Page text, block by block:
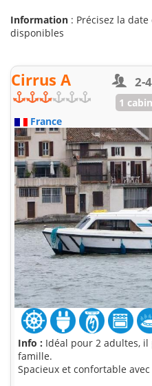
Information : Précisez la
disponibles
Cirrus A 2-4
1
France
Info : Idéal pour 2 adultes,
famille.
Spacieux et confortable